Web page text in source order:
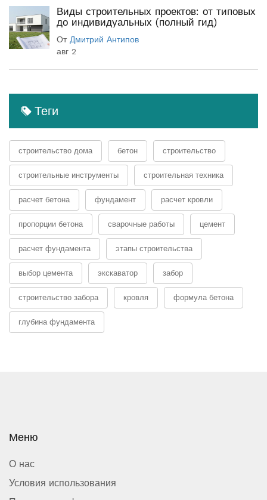
Виды строительных проектов: от типовых
до индивидуальных (полный гид)
От Дмитрий Антипов
авг 2
Теги
строительство дома бетон строительство
строительные инструменты строительная техника
расчет бетона фундамент расчет кровли
пропорции бетона сварочные работы цемент
расчет фундамента этапы строительства
выбор цемента экскаватор забор
строительство забора кровля формула бетона
глубина фундамента
Меню
О нас
Условия использования